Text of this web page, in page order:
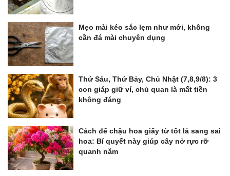
Mẹo mài kéo sắc lẹm như mới, không
cần đá mài chuyên dụng
Thứ Sáu, Thứ Bảy, Chủ Nhật (7,8,9/8): 3
con giáp giữ ví, chủ quan là mất tiền
không đáng
Cách để chậu hoa giấy từ tốt lá sang sai
hoa: Bí quyết này giúp cây nở rực rỡ
quanh năm